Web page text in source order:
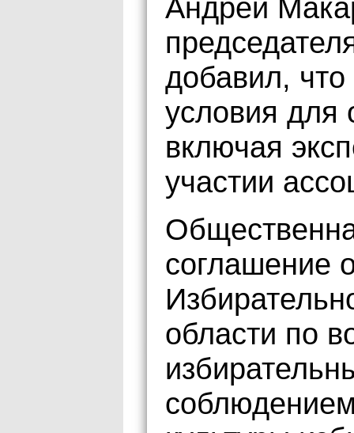
Андрей
добавил, что
условия для
включая
участии
соглашение
области по